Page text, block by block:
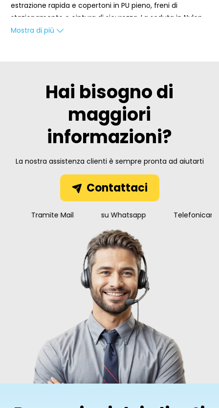
estrazione rapida e copertoni in PU pieno, freni di
stazionamento e cintura di sicurezza. La seduta in Nylon
imbottito e la tasca posteriore assicurano comfort e
I braccioli semi-desk ribaltabili con imbottitura in PU
garantiscono il massimo comfort. Questa feature
consente all'utilizzatore di avvicinarsi ai tavoli e ad altre
superfici di lavoro senza alcuna difficoltà, rendendo la
Carrozzina Pieghevole Comfort particolarmente pratica
Pedane Estraibili e Regolabili in Altezza
Le pedane estraibili e regolabili in altezza permettono di
adattare la carrozzina alle specifiche necessità
dell'utilizzatore, assicurando un'esperienza personalizzata
e confortevole. La facilità di estrazione delle pedane
Sicurezza della Sedia a Rotelle Pieghevole
Freni di Stazionamento e Cintura di Sicurezza
La nostra carrozzina è dotata di freni di stazionamento a
leva in acciaio, che assicurano un'eccellente sicurezza
durante le soste e le operazioni di trasferimento. In
aggiunta, la cintura di sicurezza e l'attacco forcella
rinforzato garantiscono ulteriore protezione e stabilità
durante l'utilizzo della carrozzina.
Seduta in Nylon Imbottito e Tasca Posteriore
La seduta in Nylon imbottito offre un supporto comodo e
durevole, mentre la pratica tasca posteriore sullo
schienale permette di riporre oggetti personali in modo
sicuro e alla portata di mano.
Mostra di più
Hai bisogno di
maggiori
informazioni?
La nostra assistenza clienti è sempre pronta ad aiutarti
Contattaci
Tramite Mail su Whatsapp